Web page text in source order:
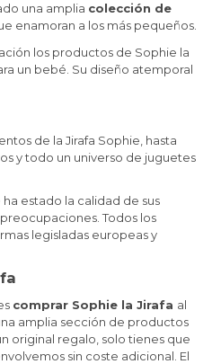
una amplia colección de
enamoran a los más pequeños.
los productos de Sophie la
un bebé. Su diseño atemporal
de la Jirafa Sophie, hasta
y todo un universo de juguetes
estado la calidad de sus
Todos los
legisladas europeas y
comprar Sophie la Jirafa al
amplia sección de productos
original regalo, solo tienes que
sin coste adicional. El